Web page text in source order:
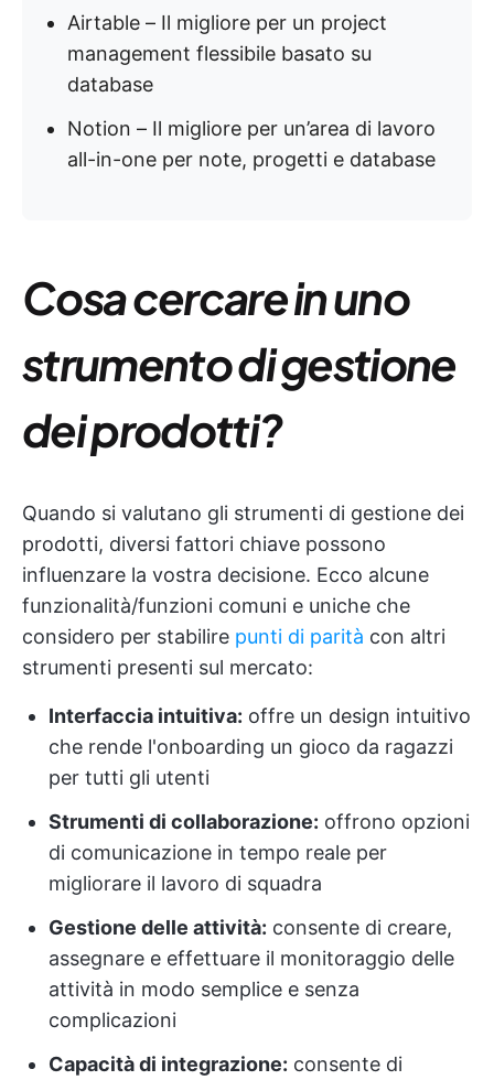
Airtable – Il migliore per un project
management flessibile basato su
database
Notion – Il migliore per un’area di lavoro
all-in-one per note, progetti e database
Cosa cercare in uno
strumento di gestione
dei prodotti?
Quando si valutano gli strumenti di gestione dei
prodotti, diversi fattori chiave possono
influenzare la vostra decisione. Ecco alcune
funzionalità/funzioni comuni e uniche che
considero per stabilire punti di parità con altri
strumenti presenti sul mercato:
Interfaccia intuitiva: offre un design intuitivo
che rende l'onboarding un gioco da ragazzi
per tutti gli utenti
Strumenti di collaborazione: offrono opzioni
di comunicazione in tempo reale per
migliorare il lavoro di squadra
Gestione delle attività: consente di creare,
assegnare e effettuare il monitoraggio delle
attività in modo semplice e senza
complicazioni
Capacità di integrazione: consente di